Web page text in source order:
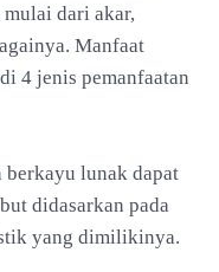
dari akar,
Manfaat
4 jenis pemanfaatan
berkayu lunak dapat
didasarkan pada
yang dimilikinya.